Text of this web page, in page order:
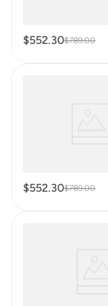
$552.30$789.00
$552.30$789.00